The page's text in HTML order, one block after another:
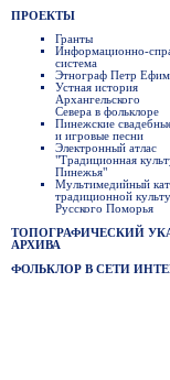
ПРОЕКТЫ
Гранты
Информационно-
система
Этнограф Петр
Устная история
Архангельского
Севера в фольклоре
Пинежские
и игровые песни
Электронный атлас
"Традиционная
Пинежья"
Мультимедийный
традиционной
Русского Поморья
ТОПОГРАФИЧЕСКИЙ
АРХИВА
ФОЛЬКЛОР В СЕТИ